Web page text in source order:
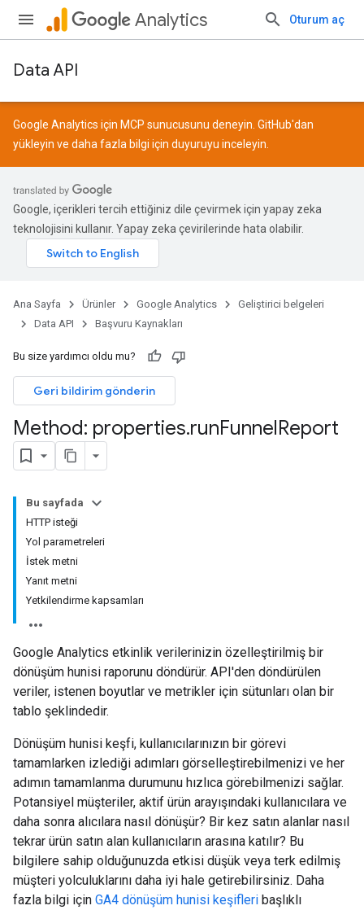
Analytics Oturum aç
Data API
Google Analytics için MCP sunucusunu deneyin. GitHub'dan
yükleyin ve daha fazla bilgi için duyuruyu inceleyin.
Google, içerikleri tercih ettiğiniz dile çevirmek için yapay zeka
teknolojisini kullanır. Yapay zeka çevirilerinde hata olabilir.
Ana Sayfa Ürünler Google Analytics
Geliştirici belgeleri
Data API
Başvuru Kaynakları
Bu size yardımcı oldu mu?
Geri bildirim gönderin
Method: properties.runFunnelReport
Bu sayfada
HTTP isteği
Yol parametreleri
İstek metni
Yanıt metni
Yetkilendirme kapsamları
Google Analytics etkinlik verilerinizin özelleştirilmiş bir
dönüşüm hunisi raporunu döndürür. API'den döndürülen
veriler, istenen boyutlar ve metrikler için sütunları olan bir
tablo şeklindedir.
Dönüşüm hunisi keşfi, kullanıcılarınızın bir görevi
tamamlarken izlediği adımları görselleştirebilmenizi ve her
adımın tamamlanma durumunu hızlıca görebilmenizi sağlar.
Potansiyel müşteriler, aktif ürün arayışındaki kullanıcılara ve
daha sonra alıcılara nasıl dönüşür? Bir kez satın alanlar nasıl
tekrar ürün satın alan kullanıcıların arasına katılır? Bu
bilgilere sahip olduğunuzda etkisi düşük veya terk edilmiş
müşteri yolculuklarını daha iyi hale getirebilirsiniz. Daha
fazla bilgi için GA4 dönüşüm hunisi keşifleri başlıklı